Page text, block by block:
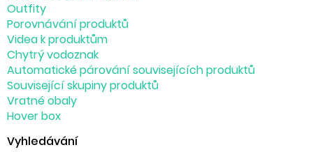
Outfity
Porovnávání produktů
Videa k produktům
Chytrý vodoznak
Automatické párování souvisejících produktů
Související skupiny produktů
Vratné obaly
Hover box
Vyhledávání